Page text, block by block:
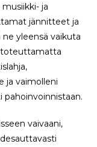
ja
jännitteet ja
yleensä vaikuta
toteuttamatta
ja vaimolleni
pahoinvoinnistaan.
vaivaani,